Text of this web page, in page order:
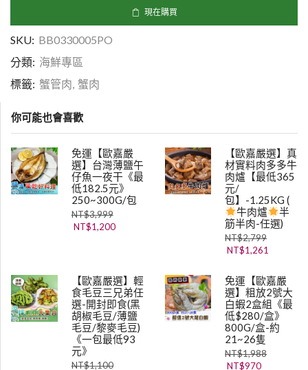
現在購買
SKU: BB0330005PO
分類: 海鮮專區
標籤: 蟹管肉, 蟹肉
你可能也會喜歡
免運【歐嘉嚴
選】台灣薄鹽午
仔魚一夜干《最
低182.5元》
250~300G/包
NT$3,999
NT$1,200
【歐嘉嚴選】真
材實料肉多多牛
肉爐【最低365
元/
包】-1.25KG (
牛肉爐
半
筋半肉-任選)
NT$2,799
NT$1,261
【歐嘉嚴選】輕
食毛豆三兄弟任
選-開封即食(黑
胡椒毛豆/薄鹽
毛豆/黎麥毛豆)
《一包最低93
元》
NT$1,100
免運【歐嘉嚴
選】粗放2號大
白蝦2盒組《最
低$280/盒》
800G/盒-約
21~26隻
NT$1,988
NT$970